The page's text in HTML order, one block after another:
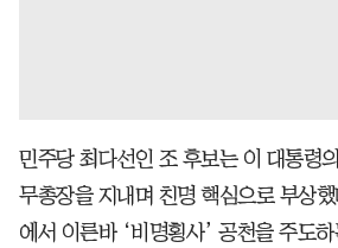
민주당 최다선인 조 후보는 이 대통령
무총장을 지내며 친명 핵심으로 부상
에서 이른바 ‘비명횡사’ 공천을 주도